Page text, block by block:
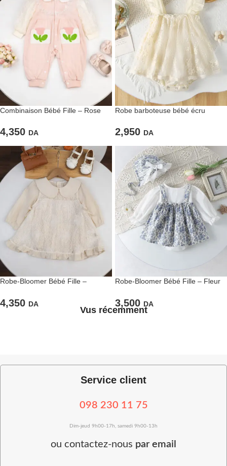
Combinaison Bébé Fille – Rose
4,350 DA
Robe barboteuse bébé écru
2,950 DA
Robe-Bloomer Bébé Fille –
4,350 DA
Robe-Bloomer Bébé Fille – Fleur
3,500 DA
Vus récemment
Service client
098 230 11 75
Dim-jeud 9h00-17h, samedi 9h00-13h
ou contactez-nous par email